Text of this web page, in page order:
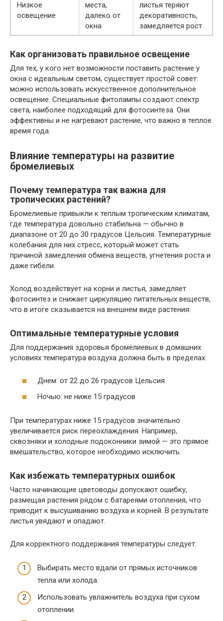
Низкое
освещение
места,
далеко от
окна
листья теряют
декоративность,
замедляется рост
Как организовать правильное освещение
Для тех, у кого нет возможности поставить растение у
окна с идеальным светом, существует простой совет:
можно использовать искусственное дополнительное
освещение. Специальные фитолампы создают спектр
света, наиболее подходящий для фотосинтеза. Они
эффективны и не нагревают растение, что важно в теплое
время года.
Влияние температуры на развитие
бромелиевых
Почему температура так важна для
тропических растений?
Бромелиевые привыкли к теплым тропическим климатам,
где температура довольно стабильна — обычно в
диапазоне от 20 до 30 градусов Цельсия. Температурные
колебания для них стресс, который может стать
причиной замедления обмена веществ, угнетения роста и
даже гибели.
Холод воздействует на корни и листья, замедляет
фотосинтез и снижает циркуляцию питательных веществ,
что в итоге сказывается на внешнем виде растения.
Оптимальные температурные условия
Для поддержания здоровья бромелиевых в домашних
условиях температура воздуха должна быть в пределах:
Днем: от 22 до 26 градусов Цельсия
Ночью: не ниже 15 градусов
При температурах ниже 15 градусов значительно
увеличивается риск переохлаждения. Например,
сквозняки и холодные подоконники зимой — это прямое
вмешательство, которое необходимо исключить.
Как избежать температурных ошибок
Часто начинающие цветоводы допускают ошибку,
размещая растения рядом с батареями отопления, что
приводит к высушиванию воздуха и корней. В результате
листья увядают и опадают.
Для корректного поддержания температуры следует:
Выбирать место вдали от прямых источников
тепла или холода.
Использовать увлажнитель воздуха при сухом
отоплении.